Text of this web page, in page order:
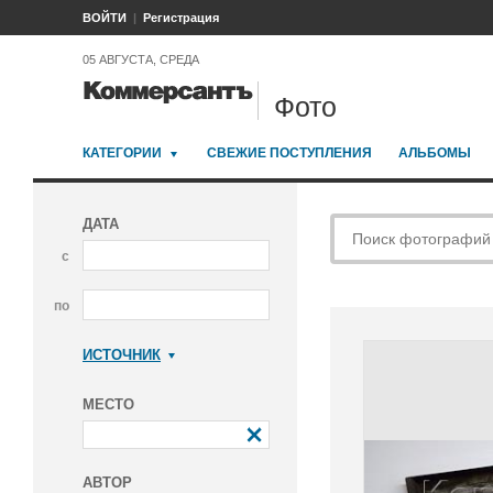
ВОЙТИ Регистрация
05 АВГУСТА, СРЕДА
Фото
КАТЕГОРИИ СВЕЖИЕ ПОСТУПЛЕНИЯ АЛЬБОМЫ
ДАТА
с
по
ИСТОЧНИК
МЕСТО
АВТОР